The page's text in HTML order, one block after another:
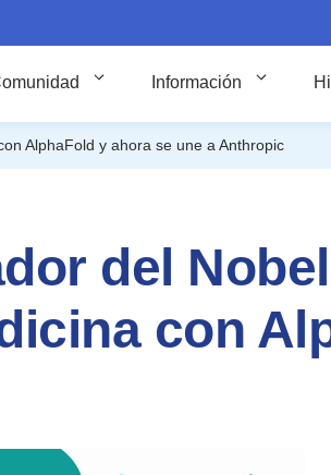
Información
AlphaFold y ahora se une a Anthropic
del
con